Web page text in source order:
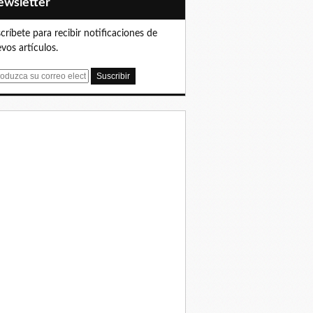
para recibir notificaciones de
artículos.